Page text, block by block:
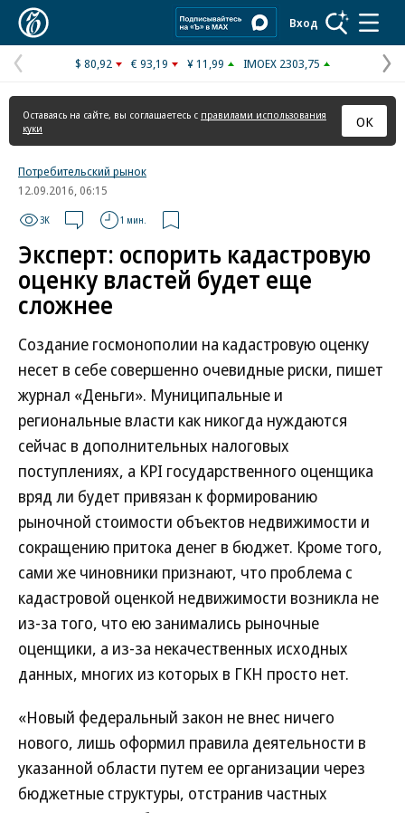
Вход
Предыдущая
страница
$ 80,92 € 93,19 ¥ 11,99 IMOEX 2303,75
Оставаясь на сайте, вы соглашаетесь с правилами использования
куки
ОК
Потребительский рынок
12.09.2016, 06:15
3K 1 мин.
Эксперт: оспорить кадастровую
оценку властей будет еще
сложнее
Создание госмонополии на кадастровую оценку
несет в себе совершенно очевидные риски, пишет
журнал «Деньги». Муниципальные и
региональные власти как никогда нуждаются
сейчас в дополнительных налоговых
поступлениях, а KPI государственного оценщика
вряд ли будет привязан к формированию
рыночной стоимости объектов недвижимости и
сокращению притока денег в бюджет. Кроме того,
сами же чиновники признают, что проблема с
кадастровой оценкой недвижимости возникла не
из-за того, что ею занимались рыночные
оценщики, а из-за некачественных исходных
данных, многих из которых в ГКН просто нет.
«Новый федеральный закон не внес ничего
нового, лишь оформил правила деятельности в
указанной области путем ее организации через
бюджетные структуры, отстранив частных